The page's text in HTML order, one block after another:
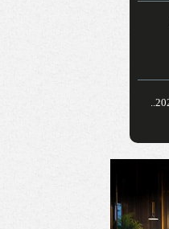
سعر الدولار اليوم السبت 8 أغسطس 2026..